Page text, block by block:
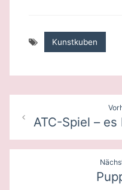
Kunstkuben
ATC-Spiel –